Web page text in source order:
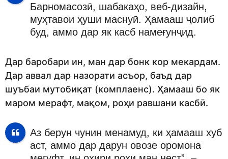
Барномасозӣ, шабакаҳо, веб-дизайн,
муҳтавои ҳуши маснуӣ. Ҳамааш ҷолиб
буд, аммо дар як касб намеғунҷид.
Дар баробари ин, ман дар бонк кор мекардам.
Дар аввал дар назорати асъор, баъд дар
шуъбаи мутобиқат (комплаенс). Ҳамааш бо як
маром мерафт, мақом, роҳи равшани касбӣ.
Аз берун чунин менамуд, ки ҳамааш хуб
аст, аммо дар дарун овозе оромона